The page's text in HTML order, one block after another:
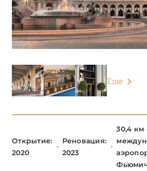
ЛИГУРИЯ
ЛОМБАРДИЯ
ПЬЕМОНТ
СИЦИЛИЯ
Еще
Открытие:
2020
Реновация:
2023
30,4 км